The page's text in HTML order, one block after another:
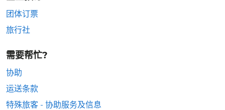
团体订票
旅行社
需要帮忙?
协助
运送条款
特殊旅客 - 协助服务及信息